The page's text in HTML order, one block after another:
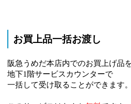
お買上品一括お渡し
阪急うめだ本店内でのお買上げ品
地下1階サービスカウンターで
一括して受け取ることができます。